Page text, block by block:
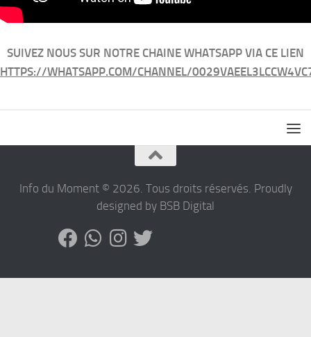
SUIVEZ NOUS SUR NOTRE CHAINE WHATSAPP VIA CE LIEN
HTTPS://WHATSAPP.COM/CHANNEL/
Info du Moment © 2026. Tous droits réservés. Proudly
designed by BSB Digital